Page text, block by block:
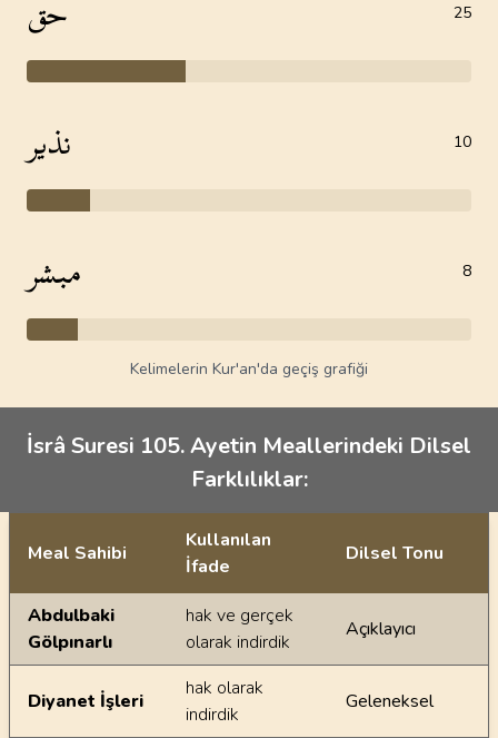
25
نذير 10
مبشر 8
Kelimelerin Kur'an'da geçiş grafiği
İsrâ Suresi 105. Ayetin Meallerindeki Dilsel
Farklılıklar:
Ayetin meallerindeki dilsel farklılıklar
Meal Sahibi
Kullanılan
İfade
Dilsel Tonu
Abdulbaki
Gölpınarlı
hak ve gerçek
olarak indirdik
Açıklayıcı
Diyanet İşleri
hak olarak
indirdik
Geleneksel